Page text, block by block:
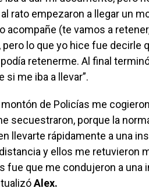
rato empezaron a llegar un
acompañe (te vamos a
lo que yo hice fue decirle
retenerme. Al final
si me iba a llevar”.
montón de Policías me
secuestraron, porque la
llevarte rápidamente a una
y ellos me retuvieron
fue que me condujeron a una
Alex.